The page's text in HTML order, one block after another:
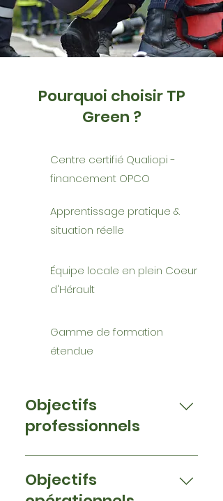
Pourquoi choisir TP
Green ?
Centre certifié Qualiopi -
financement OPCO
Apprentissage pratique &
situation réelle
Équipe locale en plein Coeur
d'Hérault
Gamme de formation
étendue
Objectifs
professionnels
L’AIPR est l’autorisation
d’intervention à proximité des
réseaux. C’est la preuve que
Objectifs